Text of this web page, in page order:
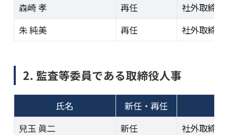
森崎 孝
再任
社外取締役
朱 純美
再任 社外取締役
2. 監査等委員である取締役人事
氏名
新任・再任
兒玉 眞二
新任
社外取締役